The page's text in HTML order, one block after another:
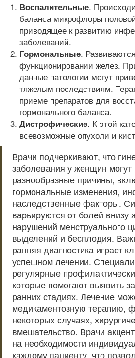
Воспалительные.
баланса микрофлоры
приводящее к развитию
заболеваний.
Гормональные.
функционировании желез.
данные патологии могут
тяжелым последствиям.
приеме препаратов для
гормонального баланса.
Дистрофические. К этой
всевозможные опухоли и
Врачи подчеркивают, что
заболевания у женщин могут
разнообразные причины,
гормональные изменения,
наследственные факторы.
варьируются от болей внизу
нарушений менструального
выделений и бесплодия.
ранняя диагностика играет
успешном лечении.
регулярные
которые помогают выявить
ранних стадиях. Лечение
медикаментозную терапию,
некоторых случаях,
вмешательство. Врачи
на необходимости
каждому пациенту, что